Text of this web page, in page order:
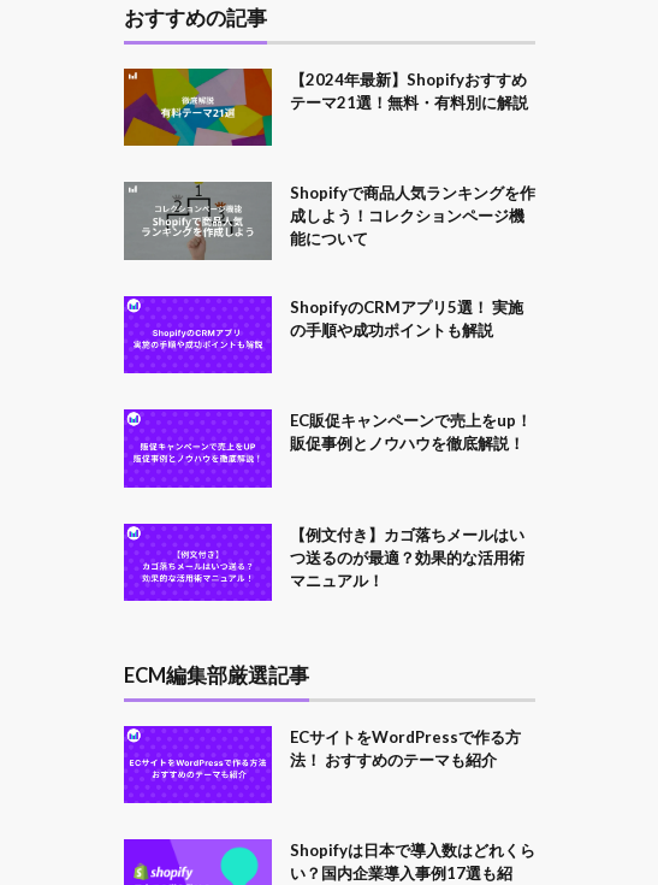
おすすめの記事
【2024年最新】Shopifyおすすめ
テーマ21選！無料・有料別に解説
Shopifyで商品人気ランキングを作
成しよう！コレクションページ機
能について
ShopifyのCRMアプリ5選！ 実施
の手順や成功ポイントも解説
EC販促キャンペーンで売上をup！
販促事例とノウハウを徹底解説！
【例文付き】カゴ落ちメールはい
つ送るのが最適？効果的な活用術
マニュアル！
ECM編集部厳選記事
ECサイトをWordPressで作る方
法！ おすすめのテーマも紹介
Shopifyは日本で導入数はどれくら
い？国内企業導入事例17選も紹